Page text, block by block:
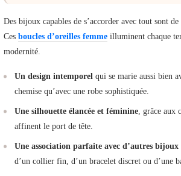
Des bijoux capables de s’accorder avec tout sont
Ces boucles d’oreilles femme illuminent chaque
modernité.
Un design intemporel qui se marie aussi bien
chemise qu’avec une robe sophistiquée.
Une silhouette élancée et féminine, grâce aux
affinent le port de tête.
Une association parfaite avec d’autres bijoux
d’un collier fin, d’un bracelet discret ou d’une